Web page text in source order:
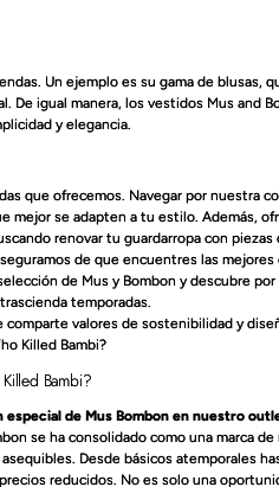
Un ejemplo es su gama de blusas,
De igual manera, los vestidos Mus and
y elegancia.
que ofrecemos. Navegar por nuestra
mejor se adapten a tu estilo. Además,
renovar tu guardarropa con piezas
de que encuentres las mejores
de Mus y Bombon y descubre
temporadas.
comparte valores de sostenibilidad y
Killed Bambi?
Bambi?
de Mus Bombon en nuestro
se ha consolidado como una marca de
Desde básicos atemporales
reducidos. No es solo una